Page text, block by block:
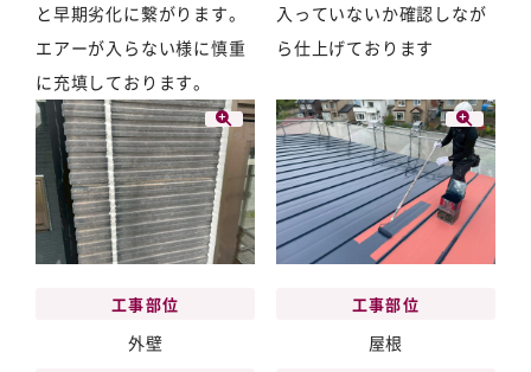
と早期劣化に繋がります。
エアーが入らない様に慎重
に充填しております。
入っていないか確認しなが
ら仕上げております
工事部位
外壁
工事部位
屋根